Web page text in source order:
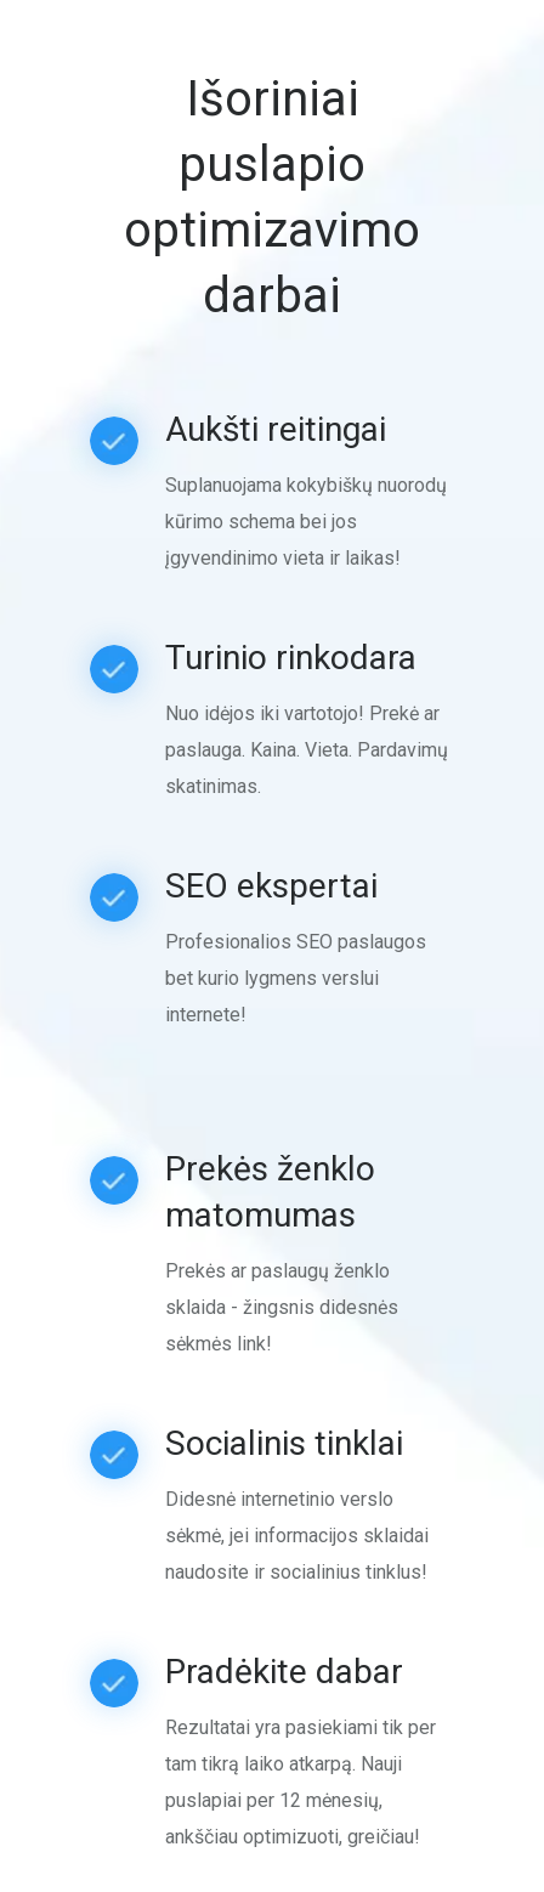
Išoriniai
puslapio
optimizavimo
darbai
Aukšti reitingai
Suplanuojama kokybiškų nuorodų
kūrimo schema bei jos
įgyvendinimo vieta ir laikas!
Turinio rinkodara
Nuo idėjos iki vartotojo! Prekė ar
paslauga. Kaina. Vieta. Pardavimų
skatinimas.
SEO ekspertai
Profesionalios SEO paslaugos
bet kurio lygmens verslui
internete!
Prekės ženklo
matomumas
Prekės ar paslaugų ženklo
sklaida - žingsnis didesnės
sėkmės link!
Socialinis tinklai
Didesnė internetinio verslo
sėkmė, jei informacijos sklaidai
naudosite ir socialinius tinklus!
Pradėkite dabar
Rezultatai yra pasiekiami tik per
tam tikrą laiko atkarpą. Nauji
puslapiai per 12 mėnesių,
ankščiau optimizuoti, greičiau!